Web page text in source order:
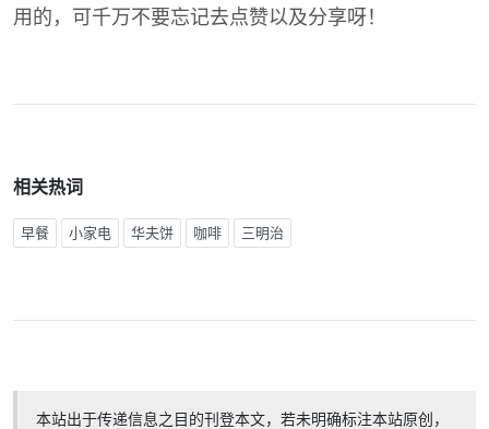
用的，可千万不要忘记去点赞以及分享呀！
相关热词
早餐 小家电 华夫饼 咖啡 三明治
本站出于传递信息之目的刊登本文，若未明确标注本站原创，